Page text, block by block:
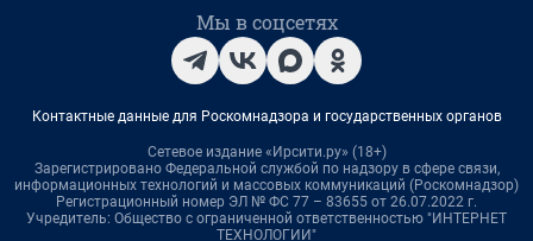
Мы в соцсетях
Контактные данные для Роскомнадзора и государственных органов
Сетевое издание «Ирсити.ру» (18+)
Зарегистрировано Федеральной службой по надзору в сфере связи,
информационных технологий и массовых коммуникаций (Роскомнадзор)
Регистрационный номер ЭЛ № ФС 77 – 83655 от 26.07.2022 г.
Учредитель: Общество с ограниченной ответственностью "ИНТЕРНЕТ
ТЕХНОЛОГИИ"